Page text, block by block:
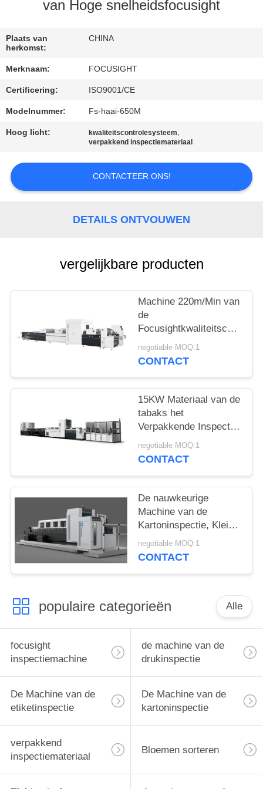
VERZOEK
OM
EEN
SITEMAP
van Hoge snelheidsfocusight
Plaats van
herkomst:
CHINA
Merknaam: FOCUSIGHT
Certificering: ISO9001/CE
Modelnummer: Fs-haai-650M
Hoog licht: kwaliteitscontrolesysteem,
verpakkend inspectiemateriaal
CONTACTEER ONS!
DETAILS ONTVOUWEN
vergelijkbare producten
Machine 220m/Min van
de
Focusightkwaliteitscontrole
voor het Vouwen van
Kartons tot 1100mm
negotiable MOQ:1
CONTACT
15KW Materiaal van de
tabaks het
Verpakkende Inspectie
met pre -
Ladereigenschap
negotiable MOQ:1
CONTACT
De nauwkeurige
Machine van de
Kartoninspectie, Klein
van de de
Pakkettendruk van de
negotiable MOQ:1
CONTACT
populaire categorieën Alle
focusight
inspectiemachine
de machine van de
drukinspectie
De Machine van de
etiketinspectie
De Machine van de
kartoninspectie
verpakkend
inspectiemateriaal
Bloemen sorteren